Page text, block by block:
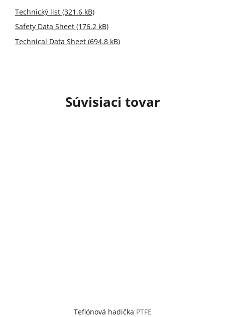
Súvisiaci tovar
Teflónová hadička PTFE
Technický list (321.6 kB)
Safety Data Sheet (176.2 kB)
Technical Data Sheet (694.8 kB)